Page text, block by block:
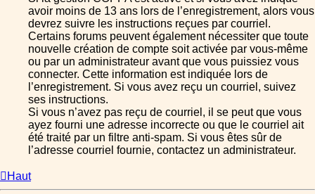
avoir moins de 13 ans lors de l’enregistrement, alors vous
devrez suivre les instructions reçues par courriel.
Certains forums peuvent également nécessiter que toute
nouvelle création de compte soit activée par vous-même
ou par un administrateur avant que vous puissiez vous
connecter. Cette information est indiquée lors de
l’enregistrement. Si vous avez reçu un courriel, suivez
ses instructions.
Si vous n’avez pas reçu de courriel, il se peut que vous
ayez fourni une adresse incorrecte ou que le courriel ait
été traité par un filtre anti-spam. Si vous êtes sûr de
l’adresse courriel fournie, contactez un administrateur.
Haut